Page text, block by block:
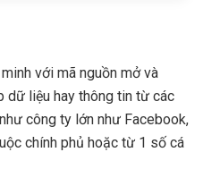
với mã nguồn mở và
dữ liệu hay thông tin từ các
công ty lớn như Facebook,
chính phủ hoặc từ 1 số cá